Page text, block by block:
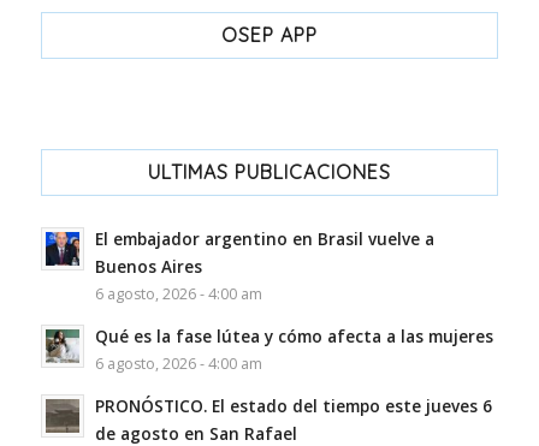
OSEP APP
ULTIMAS PUBLICACIONES
El embajador argentino en Brasil vuelve a
Buenos Aires
6 agosto, 2026 - 4:00 am
Qué es la fase lútea y cómo afecta a las mujeres
6 agosto, 2026 - 4:00 am
PRONÓSTICO. El estado del tiempo este jueves 6
de agosto en San Rafael